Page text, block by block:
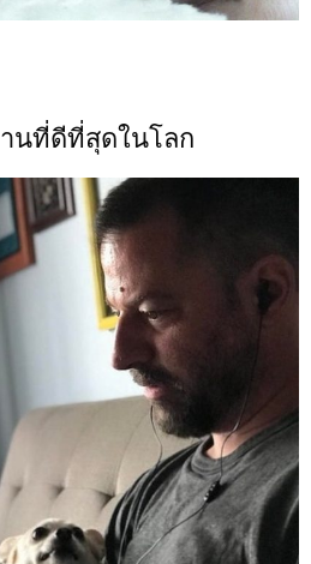
นที่ดีที่สุดในโลก